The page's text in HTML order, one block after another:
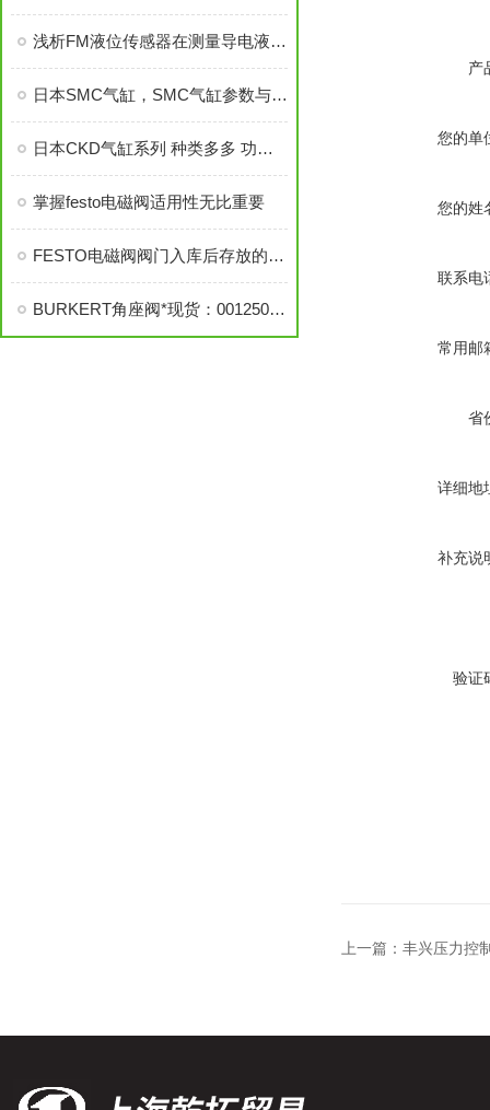
浅析FM液位传感器在测量导电液体的表现
日本SMC气缸，SMC气缸参数与价格，SMC气缸
日本CKD气缸系列 种类多多 功能多多
掌握festo电磁阀适用性无比重要
FESTO电磁阀阀门入库后存放的方法
BURKERT角座阀*现货：001250,001249,001251,001398，BURKERT角座阀
产
您的单
您的姓
联系电
常用邮
省
详细地
补充说
验证
上一篇： 丰兴压力控